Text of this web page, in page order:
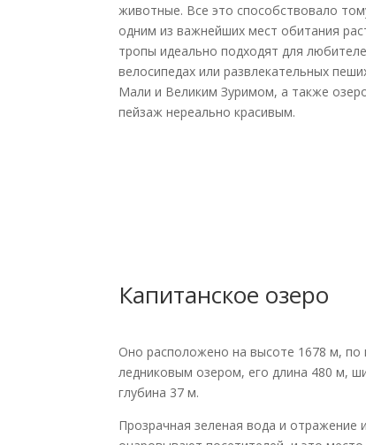
животные. Все это способствовало
одним из важнейших мест обитания
тропы идеально подходят для
велосипедах или развлекательных
Мали и Великим Зуримом, а также
пейзаж нереально красивым.
Капитанское озеро
Оно расположено на высоте 1678 м, по
ледниковым озером, его длина 480 м,
глубина 37 м.
Прозрачная зеленая вода и отражение